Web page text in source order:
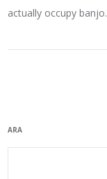
actually occupy banjo.
ARA